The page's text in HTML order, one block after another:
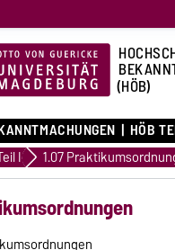
(HÖB)
HÖB
I 1.07